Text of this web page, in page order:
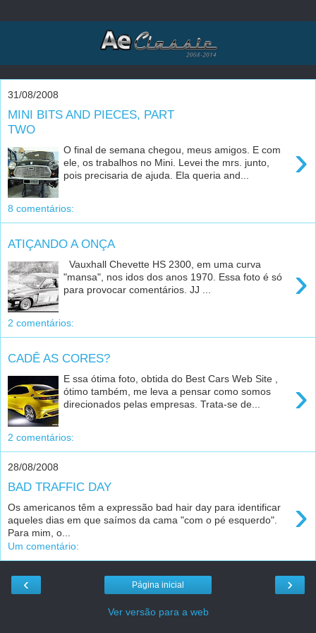
31/08/2008
MINI BITS AND PIECES, PART
TWO
›
O final de semana chegou, meus amigos. E com
ele, os trabalhos no Mini. Levei the mrs. junto,
pois precisaria de ajuda. Ela queria and...
8 comentários:
ATIÇANDO A ONÇA
›
Vauxhall Chevette HS 2300, em uma curva
"mansa", nos idos dos anos 1970. Essa foto é só
para provocar comentários. JJ ...
2 comentários:
CADÊ AS CORES?
›
E ssa ótima foto, obtida do Best Cars Web Site ,
ótimo também, me leva a pensar como somos
direcionados pelas empresas. Trata-se de...
2 comentários:
28/08/2008
BAD TRAFFIC DAY
›
Os americanos têm a expressão bad hair day para identificar
aqueles dias em que saímos da cama "com o pé esquerdo".
Para mim, o...
Um comentário:
‹ ›
Página inicial
Ver versão para a web